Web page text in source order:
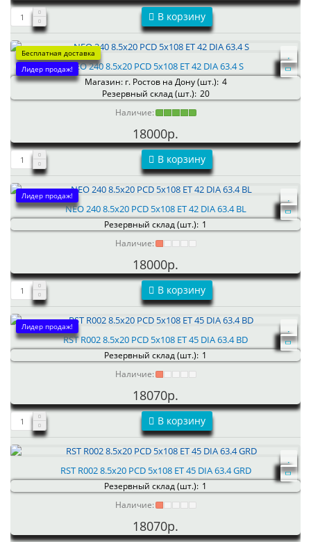
В корзину
Бесплатная доставка
Лидер продаж!NEO 240 8.5x20 PCD 5x108 ET 42 DIA 63.4 S
Магазин: г. Ростов на Дону (шт.): 4
Резервный склад (шт.): 20
Наличие:
18000р.
В корзину
Лидер продаж!
NEO 240 8.5x20 PCD 5x108 ET 42 DIA 63.4 BL
Резервный склад (шт.): 1
Наличие:
18000р.
В корзину
Лидер продаж!
RST R002 8.5x20 PCD 5x108 ET 45 DIA 63.4 BD
Резервный склад (шт.): 1
Наличие:
18070р.
В корзину
RST R002 8.5x20 PCD 5x108 ET 45 DIA 63.4 GRD
Резервный склад (шт.): 1
Наличие:
18070р.